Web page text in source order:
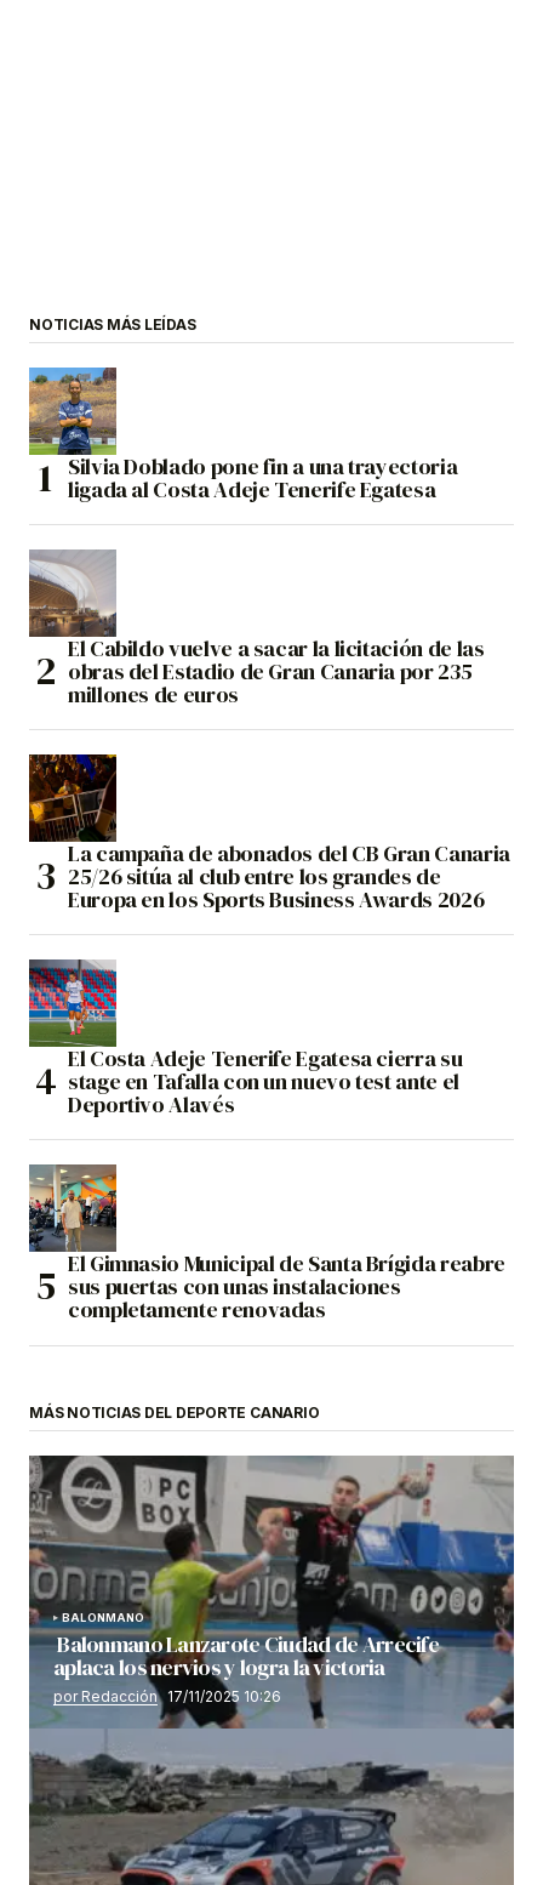
NOTICIAS MÁS LEÍDAS
Silvia Doblado pone fin a una trayectoria
ligada al Costa Adeje Tenerife Egatesa
El Cabildo vuelve a sacar la licitación de las
obras del Estadio de Gran Canaria por 235
millones de euros
La campaña de abonados del CB Gran Canaria
25/26 sitúa al club entre los grandes de
Europa en los Sports Business Awards 2026
El Costa Adeje Tenerife Egatesa cierra su
stage en Tafalla con un nuevo test ante el
Deportivo Alavés
El Gimnasio Municipal de Santa Brígida reabre
sus puertas con unas instalaciones
completamente renovadas
MÁS NOTICIAS DEL DEPORTE CANARIO
BALONMANO
Balonmano Lanzarote Ciudad de Arrecife
aplaca los nervios y logra la victoria
por Redacción 17/11/2025 10:26